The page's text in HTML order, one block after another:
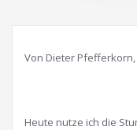
Von Dieter
Heute nutze ich die